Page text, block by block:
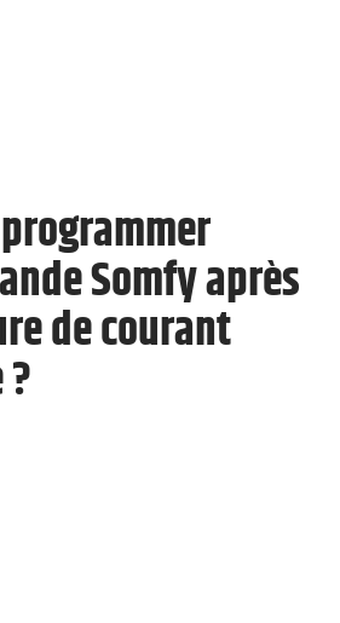
Somfy après
de courant